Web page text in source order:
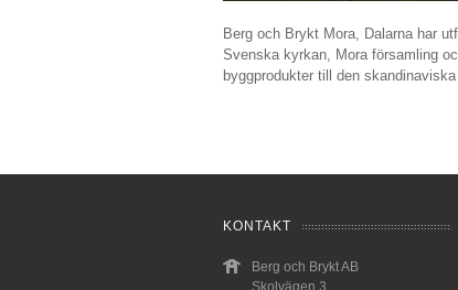
Berg och Brykt Mora, Dalarna har
Svenska kyrkan, Mora församling
byggprodukter till den
KONTAKT
Berg och Brykt AB
Skolvägen 3